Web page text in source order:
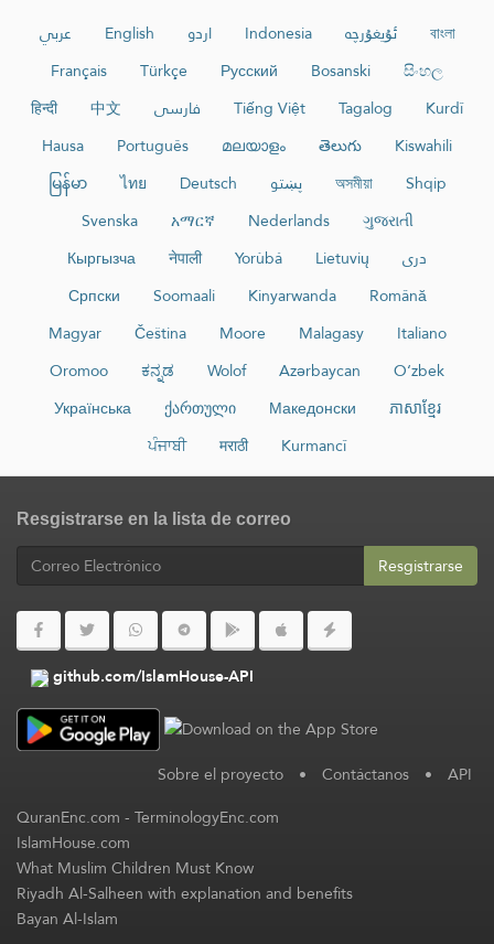
عربي English اردو Indonesia ئۇيغۇرچە
বাংলা
Français
Türkçe Русский Bosanski
සිංහල
हिन्दी
中文 فارسی Tiếng Việt Tagalog
Kurdî
Hausa
Português മലയാളം తెలుగు
Kiswahili
မြန်မာ
ไทย Deutsch پښتو অসমীয়া
Shqip
Svenska
አማርኛ Nederlands
ગુજરાતી
Кыргызча
नेपाली Yorùbá Lietuvių
دری
Српски
Soomaali Kinyarwanda
Română
Magyar
Čeština Moore Malagasy
Italiano
Oromoo
ಕನ್ನಡ Wolof Azərbaycan
O‘zbek
Українська
ქართული Македонски
ភាសាខ្មែរ
ਪੰਜਾਬੀ
मराठी Kurmancî
Resgistrarse en la lista de correo
Resgistrarse
github.com/IslamHouse-API
Sobre el proyecto • Contáctanos • API
QuranEnc.com-TerminologyEnc.com
IslamHouse.com
What Muslim Children Must Know
Riyadh Al-Salheen with explanation and benefits
Bayan Al-Islam